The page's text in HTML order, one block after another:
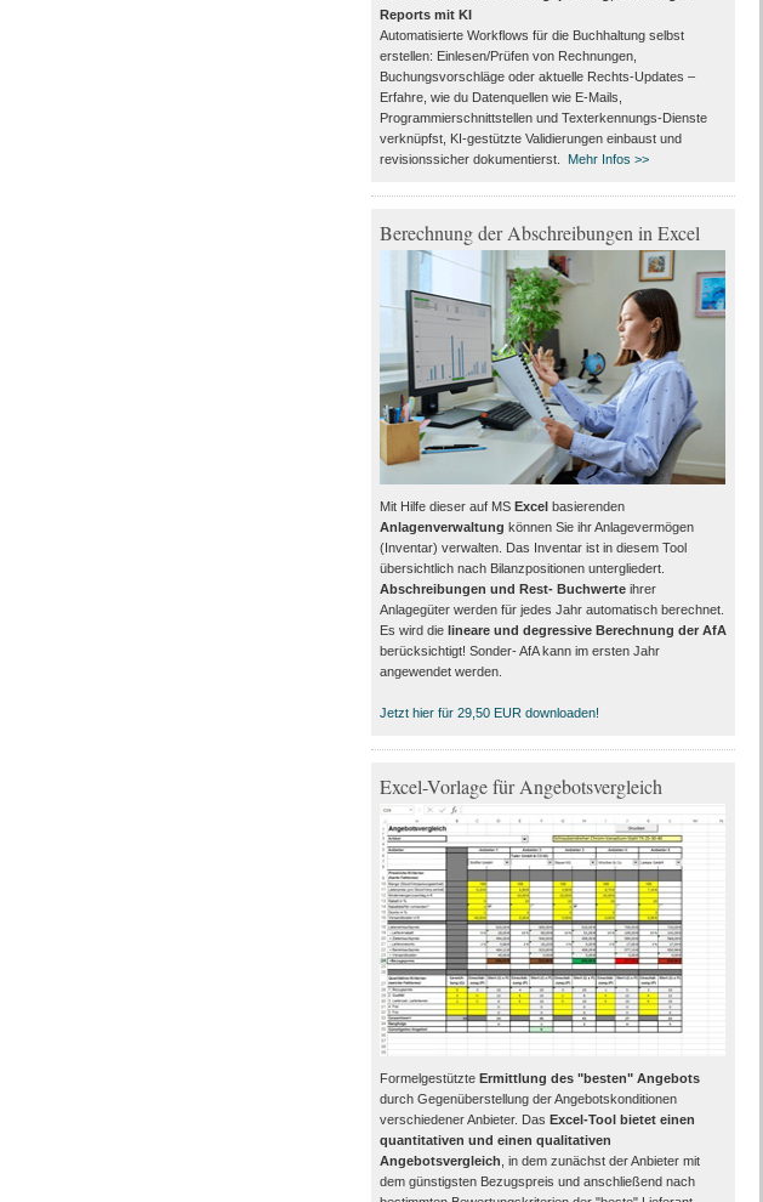
Reports mit KI
Automatisierte Workflows für die Buchhaltung selbst
erstellen: Einlesen/Prüfen von Rechnungen,
Buchungsvorschläge oder aktuelle Rechts-Updates –
Erfahre, wie du Datenquellen wie E-Mails,
Programmierschnittstellen und Texterkennungs-Dienste
verknüpfst, KI-gestützte Validierungen einbaust und
revisionssicher dokumentierst.
Mehr Infos >>
Berechnung der Abschreibungen in Excel
Mit Hilfe dieser auf MS Excelbasierenden
Anlagenverwaltung können Sie ihr Anlagevermögen
(Inventar) verwalten. Das Inventar ist in diesem Tool
übersichtlich nach Bilanzpositionen untergliedert.
Abschreibungen und Rest- Buchwerteihrer
Anlagegüter werden für jedes Jahr automatisch berechnet.
Es wird die lineare und degressive Berechnung der AfA
berücksichtigt! Sonder- AfA kann im ersten Jahr
angewendet werden.
Jetzt hier für 29,50 EUR downloaden!
Excel-Vorlage für Angebotsvergleich
Formelgestützte Ermittlung des "besten" Angebots
durch Gegenüberstellung der Angebotskonditionen
verschiedener Anbieter. Das Excel-Tool bietet einen
quantitativen und einen qualitativen
Angebotsvergleich , in dem zunächst der Anbieter mit
dem günstigsten Bezugspreis und anschließend nach